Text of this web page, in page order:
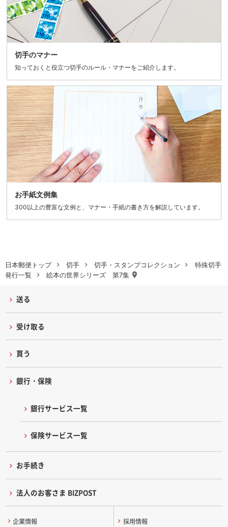
日本郵便トップ 切手 切手・スタンプコレクション
特殊切手
発行一覧
絵本の世界シリーズ 第7集
切手のマナー
知っておくと役立つ切手のルール・マナーをご紹介します。
お手紙文例集
300以上の豊富な文例と、マナー・手紙の書き方を解説しています。
送る
受け取る
買う
銀行・保険
銀行サービス一覧
保険サービス一覧
お手続き
法人のお客さま BIZPOST
企業情報 採用情報